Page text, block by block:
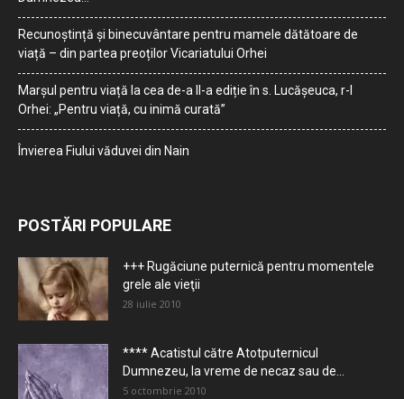
Recunoștință și binecuvântare pentru mamele dătătoare de
viață – din partea preoților Vicariatului Orhei
Marșul pentru viață la cea de-a II-a ediție în s. Lucășeuca, r-l
Orhei: „Pentru viață, cu inimă curată”
Învierea Fiului văduvei din Nain
POSTĂRI POPULARE
+++ Rugăciune puternică pentru momentele
grele ale vieţii
28 iulie 2010
**** Acatistul către Atotputernicul
Dumnezeu, la vreme de necaz sau de...
5 octombrie 2010